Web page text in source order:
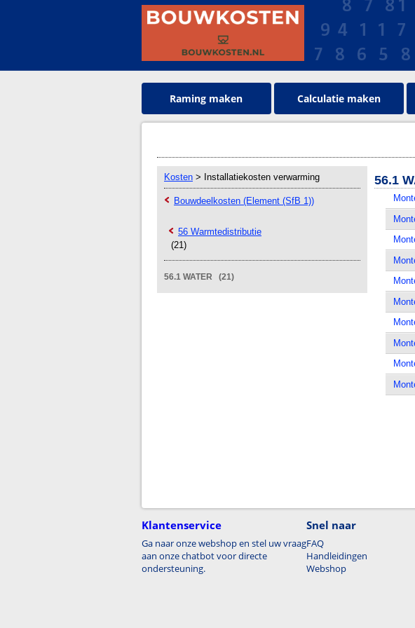
Raming maken Calculatie maken
Kosten > Installatiekosten verwarming
Bouwdeelkosten (Element (SfB 1))
56 Warmtedistributie
(21)
56.1 WATER (21)
56.1
Klantenservice
Ga naar onze webshop en stel uw vraag
aan onze chatbot voor directe
ondersteuning.
Snel naar
FAQ
Handleidingen
Webshop